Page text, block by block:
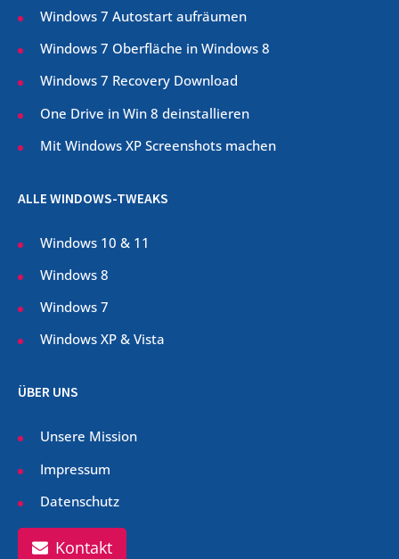
Windows 7 Autostart aufräumen
Windows 7 Oberfläche in Windows 8
Windows 7 Recovery Download
One Drive in Win 8 deinstallieren
Mit Windows XP Screenshots machen
ALLE WINDOWS-TWEAKS
Windows 10 & 11
Windows 8
Windows 7
Windows XP & Vista
ÜBER UNS
Unsere Mission
Impressum
Datenschutz
Kontakt